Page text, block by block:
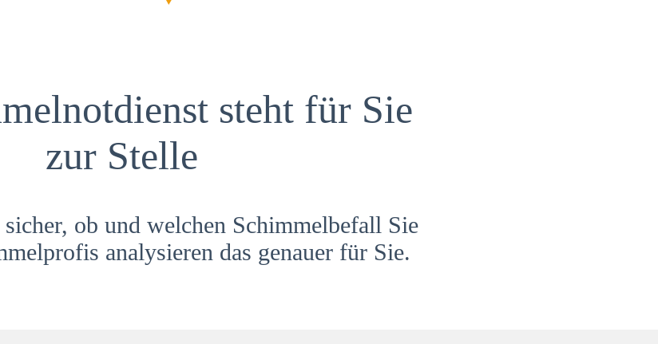
steht für Sie
zur Stelle
ob und welchen Schimmelbefall Sie
analysieren das genauer für Sie.